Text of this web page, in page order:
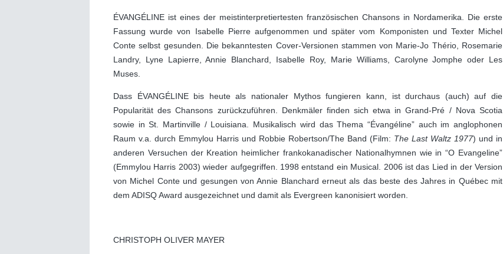
ÉVANGÉLINE ist eines der meistinterpretiertesten französischen Chansons in Nordamerika. Die erste
Fassung wurde von Isabelle Pierre aufgenommen und später vom Komponisten und Texter Michel
Conte selbst gesunden. Die bekanntesten Cover-Versionen stammen von Marie-Jo Thério, Rosemarie
Landry, Lyne Lapierre, Annie Blanchard, Isabelle Roy, Marie Williams, Carolyne Jomphe oder Les
Muses.
Dass ÉVANGÉLINE bis heute als nationaler Mythos fungieren kann, ist durchaus (auch) auf die
Popularität des Chansons zurückzuführen. Denkmäler finden sich etwa in Grand-Pré / Nova Scotia
sowie in St. Martinville / Louisiana. Musikalisch wird das Thema “Évangéline” auch im anglophonen
Raum v.a. durch Emmylou Harris und Robbie Robertson/The Band (Film: The Last Waltz 1977) und in
anderen Versuchen der Kreation heimlicher frankokanadischer Nationalhymnen wie in “O Evangeline”
(Emmylou Harris 2003) wieder aufgegriffen. 1998 entstand ein Musical. 2006 ist das Lied in der Version
von Michel Conte und gesungen von Annie Blanchard erneut als das beste des Jahres in Québec mit
dem ADISQ Award ausgezeichnet und damit als Evergreen kanonisiert worden.
CHRISTOPH OLIVER MAYER